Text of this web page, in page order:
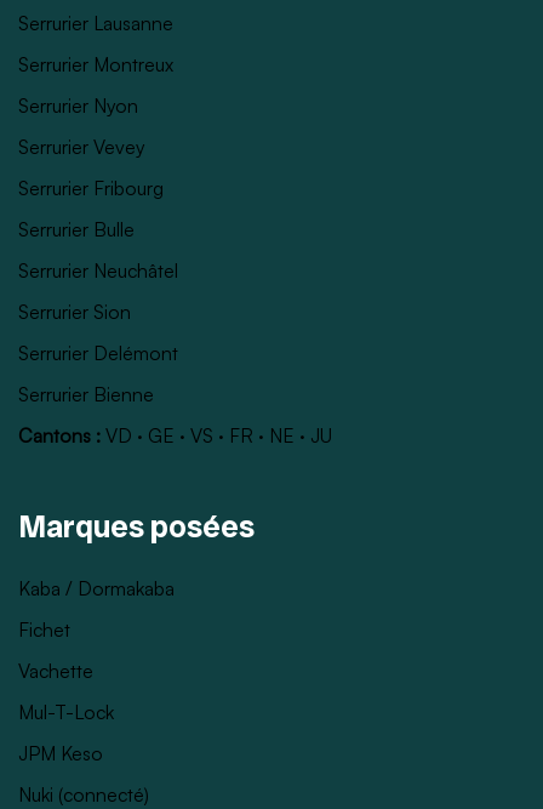
Serrurier Lausanne
Serrurier Montreux
Serrurier Nyon
Serrurier Vevey
Serrurier Fribourg
Serrurier Bulle
Serrurier Neuchâtel
Serrurier Sion
Serrurier Delémont
Serrurier Bienne
Cantons : VD · GE · VS · FR · NE · JU
Marques posées
Kaba / Dormakaba
Fichet
Vachette
Mul-T-Lock
JPM Keso
Nuki (connecté)